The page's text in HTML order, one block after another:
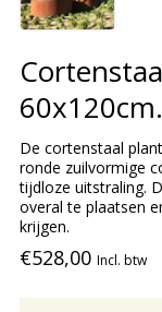
60x120cm.
De cortenstaal
ronde zuilvormige
tijdloze uitstraling.
overal te plaatsen
krijgen.
€528,00 Incl. btw